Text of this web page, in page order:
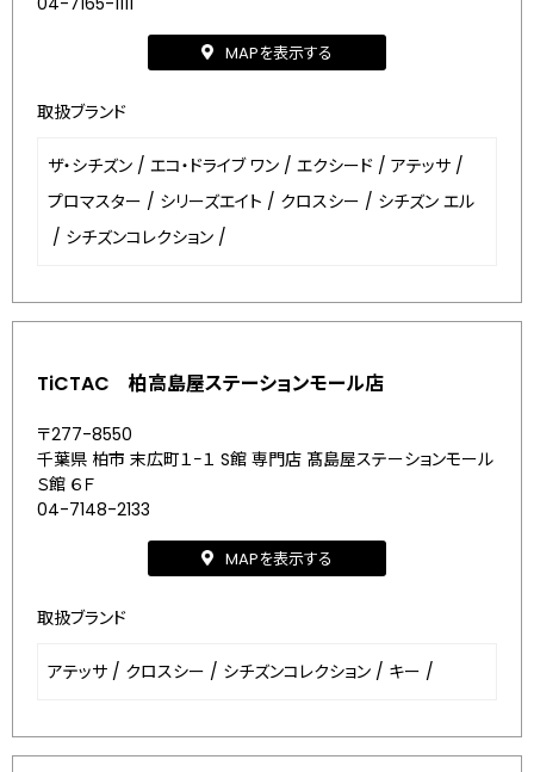
MAPを表示する
取扱ブランド
ザ・シチズン / エコ・ドライブ ワン / エクシード / アテッサ /
プロマスター / シリーズエイト / クロスシー / シチズン エル
/ シチズンコレクション /
TiCTAC 柏高島屋ステーションモール店
〒277-8550
千葉県 柏市 末広町１−１ S館 専門店 髙島屋ステーションモール
Ｓ館 ６Ｆ
04-7148-2133
MAPを表示する
取扱ブランド
アテッサ / クロスシー / シチズンコレクション / キー /